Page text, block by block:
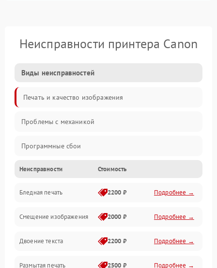
Неисправности принтера Canon
Виды неисправностей
Печать и качество изображения
Проблемы с механикой
Программные сбои
Программные ошибки
Картриджи и расходники
Механика и узлы
Подключение и интерфейсы
Неисправности Стоимость
Бледная печать 2200 ₽ Подробнее →
Смещение изображения 2000 ₽ Подробнее →
Двоение текста 2200 ₽ Подробнее →
Размытая печать 2500 ₽ Подробнее →